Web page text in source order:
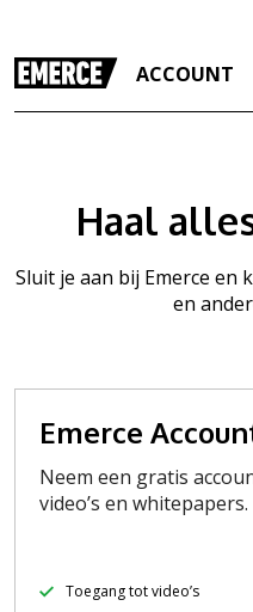
ACCOUNT
Haal
Sluit je aan bij Emerce
en
Emerce
Neem een gratis
video’s en whitepapers.
Toegang tot video’s